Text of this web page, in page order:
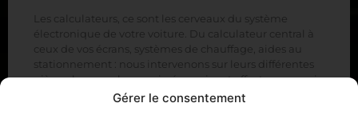
Gérer le consentement
Les calculateurs, ce sont les cerveaux du système
électronique de votre voiture. Du calculateur central à
ceux de vos écrans, systèmes de chauffage, aides au
stationnement : nous intervenons sur leurs différentes
pièces, les remplaçons si nécessaire et effectuons aussi
leur reprogrammation.